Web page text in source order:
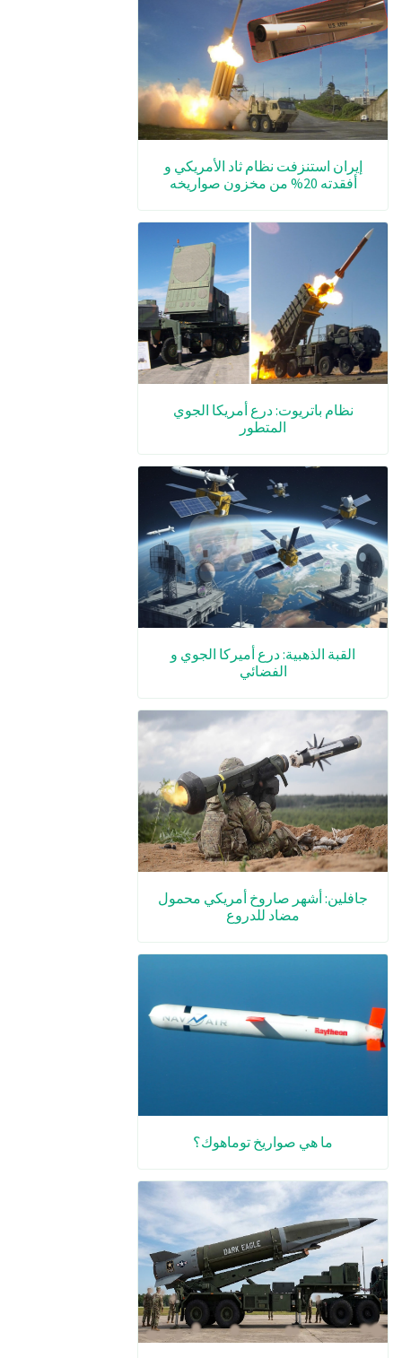
إيران استنزفت نظام ثاد الأمريكي و
أفقدته 20% من مخزون صواريخه
نظام باتريوت: درع أمريكا الجوي
المتطور
القبة الذهبية: درع أميركا الجوي و
الفضائي
جافلين: أشهر صاروخ أمريكي محمول
مضاد للدروع
ما هي صواريخ توماهوك؟